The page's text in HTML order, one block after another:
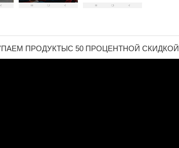
ПРОДУКТЫС 50 ПРОЦЕНТНОЙ СКИДКОЙ